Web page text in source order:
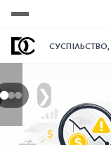
СУСПІЛЬСТВО,
❯